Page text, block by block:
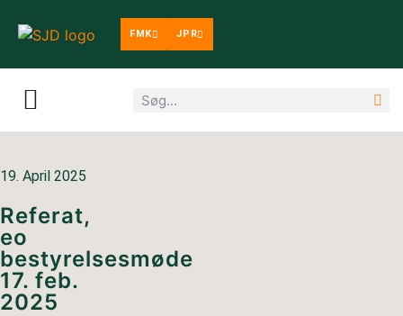
FMK JPR
19. April 2025
Referat,
eo
bestyrelsesmøde
17. feb.
2025